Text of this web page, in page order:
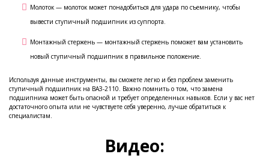
Молоток — молоток может понадобиться для удара по съемнику, чтобы
вывести ступичный подшипник из суппорта.
Монтажный стержень — монтажный стержень поможет вам установить
новый ступичный подшипник в правильное положение.
Используя данные инструменты, вы сможете легко и без проблем заменить
ступичный подшипник на ВАЗ-2110. Важно помнить о том, что замена
подшипника может быть опасной и требует определенных навыков. Если у вас нет
достаточного опыта или не чувствуете себя уверенно, лучше обратиться к
специалистам.
Видео: